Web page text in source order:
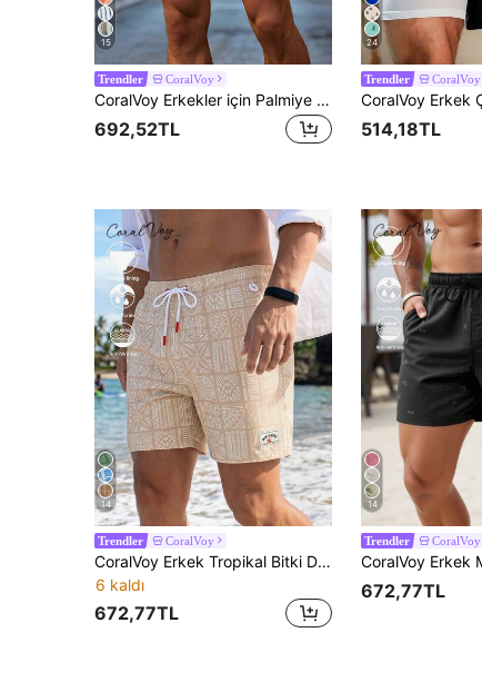
15
Trendler CoralVoy
CoralVoy Erkekler için Palmiye Ağacı Desenli, Büzgülü Bel Detaylı Plaj Şortu
692,52TL
24
Trendler CoralVoy
514,18TL
14
Trendler CoralVoy
CoralVoy Erkek Tropikal Bitki Desenli İpli Bel ve Cepli Plaj Şortu, Tatil
6 kaldı
672,77TL
14
Trendler CoralVoy
672,77TL